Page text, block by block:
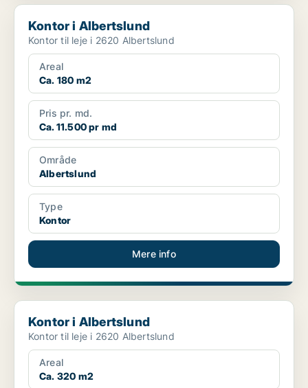
Kontor i Albertslund
Kontor i Albertslund
Kontor til leje i 2620 Albertslund
Areal
Ca. 180 m2
Pris pr. md.
Ca. 11.500 pr md
Område
Albertslund
Type
Kontor
Mere info
Kontor i Albertslund
Kontor i Albertslund
Kontor til leje i 2620 Albertslund
Areal
Ca. 320 m2